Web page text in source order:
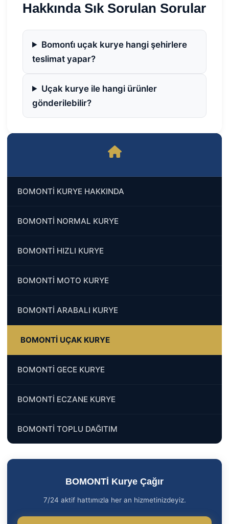
BOMONTİ KURYE HAKKINDA
BOMONTİ NORMAL KURYE
BOMONTİ HIZLI KURYE
BOMONTİ MOTO KURYE
BOMONTİ ARABALI KURYE
BOMONTİ UÇAK KURYE
BOMONTİ GECE KURYE
BOMONTİ ECZANE KURYE
BOMONTİ TOPLU DAĞITIM
BOMONTİ Kurye Çağır
7/24 aktif hattımızla her an hizmetinizdeyiz.
Hakkında Sık Sorulan Sorular
Bomonti̇ uçak kurye hangi şehirlere
teslimat yapar?
Uçak kurye ile hangi ürünler
gönderilebilir?